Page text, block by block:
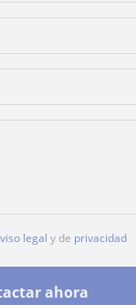
legal y de privacidad
ahora